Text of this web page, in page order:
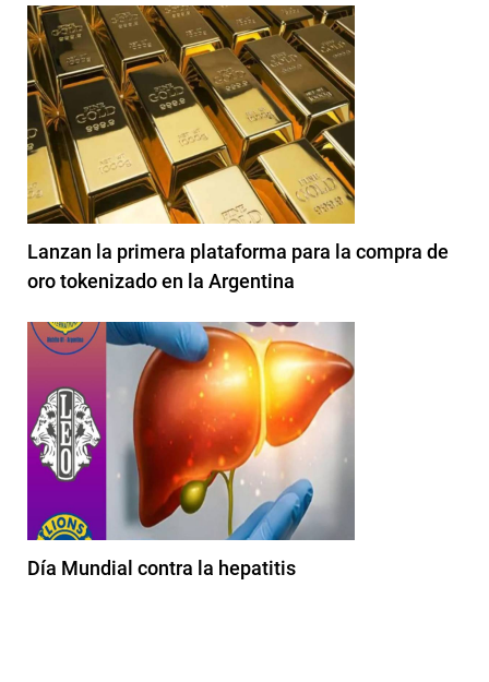
Lanzan la primera plataforma para la compra de
oro tokenizado en la Argentina
Día Mundial contra la hepatitis